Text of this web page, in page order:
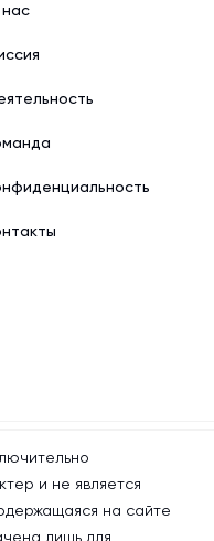
и не является
на сайте
лишь для